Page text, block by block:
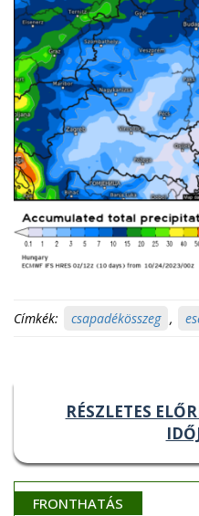
Címkék: csapadékösszeg ,
RÉSZLETES
FRONTHATÁS